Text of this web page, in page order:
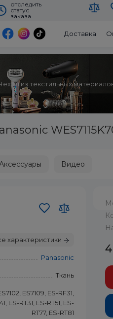
отследить
статус
заказа
Доставка
из текстильных
Аксессуары Видео
характеристики
Panasonic
Ткань
ES7109, ES-RF31,
ES-RT31, ES-RT51, ES-
RT77, ES-RT81